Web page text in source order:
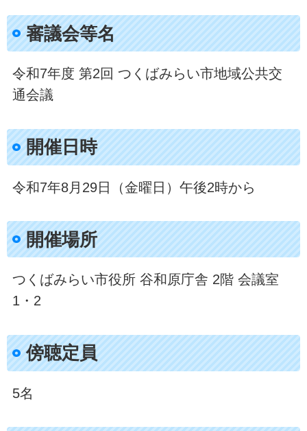
審議会等名
令和7年度 第2回 つくばみらい市地域公共交
通会議
開催日時​
令和7年8月29日（金曜日）午後2時から
開催場所
つくばみらい市役所 谷和原庁舎 2階 会議室
1・2
傍聴定員
5名